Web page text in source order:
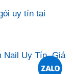
uy tín tại
Nail Uy Tín, Giá